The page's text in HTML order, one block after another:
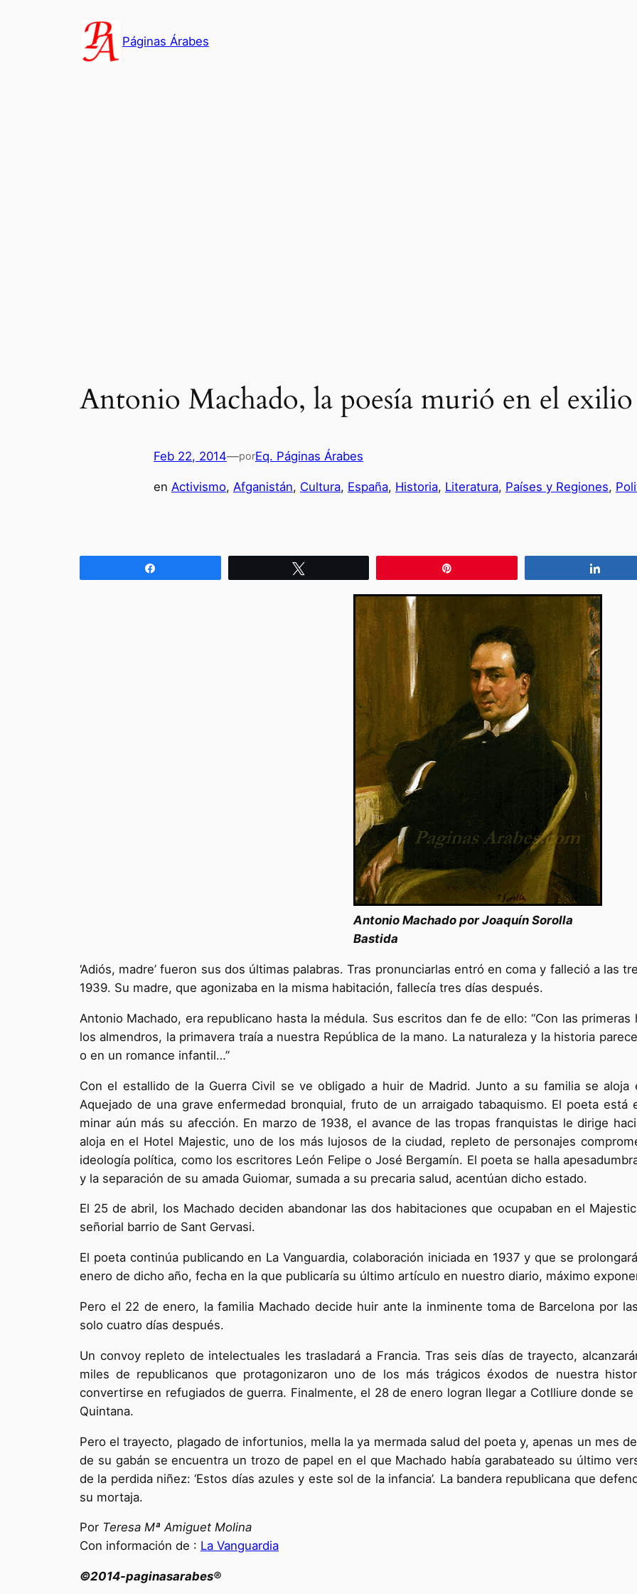
Páginas Árabes
Antonio Machado, la poesía murió en el exilio
Feb 22, 2014—porEq. Páginas Árabes
en Activismo, Afganistán, Cultura, España, Historia, Literatura, Países y Regiones,
Antonio Machado por Joaquín Sorolla
Bastida
‘Adiós, madre’ fueron sus dos últimas palabras. Tras pronunciarlas entró en coma y falleció a las
1939. Su madre, que agonizaba en la misma habitación, fallecía tres días después.
Antonio Machado, era republicano hasta la médula. Sus escritos dan fe de ello: “Con las
los almendros, la primavera traía a nuestra República de la mano. La naturaleza y la historia
o en un romance infantil…”
Con el estallido de la Guerra Civil se ve obligado a huir de Madrid. Junto a su familia se aloja
Aquejado de una grave enfermedad bronquial, fruto de un arraigado tabaquismo. El poeta
minar aún más su afección. En marzo de 1938, el avance de las tropas franquistas le dirige
aloja en el Hotel Majestic, uno de los más lujosos de la ciudad, repleto de personajes
ideología política, como los escritores León Felipe o José Bergamín. El poeta se halla
y la separación de su amada Guiomar, sumada a su precaria salud, acentúan dicho estado.
El 25 de abril, los Machado deciden abandonar las dos habitaciones que ocupaban en el
señorial barrio de Sant Gervasi.
El poeta continúa publicando en La Vanguardia, colaboración iniciada en 1937 y que se
enero de dicho año, fecha en la que publicaría su último artículo en nuestro diario, máximo
Pero el 22 de enero, la familia Machado decide huir ante la inminente toma de Barcelona por
solo cuatro días después.
Un convoy repleto de intelectuales les trasladará a Francia. Tras seis días de trayecto,
miles de republicanos que protagonizaron uno de los más trágicos éxodos de nuestra
convertirse en refugiados de guerra. Finalmente, el 28 de enero logran llegar a Cotlliure donde
Quintana.
Pero el trayecto, plagado de infortunios, mella la ya mermada salud del poeta y, apenas un mes
de su gabán se encuentra un trozo de papel en el que Machado había garabateado su último
de la perdida niñez: ‘Estos días azules y este sol de la infancia’. La bandera republicana que
su mortaja.
Por Teresa Mª Amiguet Molina
Con información de : La Vanguardia
©2014-paginasarabes®